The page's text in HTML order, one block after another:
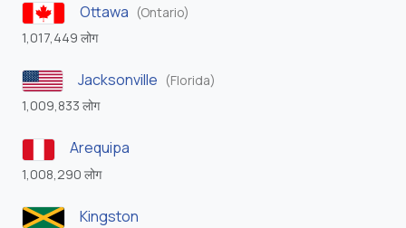
Ottawa (Ontario)
1,017,449 लोग
Jacksonville (Florida)
1,009,833 लोग
Arequipa
1,008,290 लोग
Kingston